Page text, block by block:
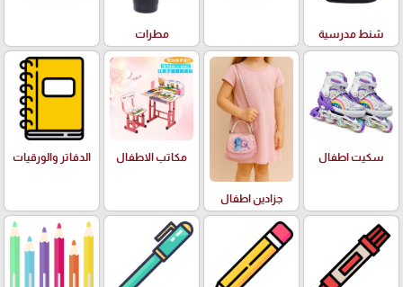
شنط مدرسية مطرات
سكيت اطفال
جزادين اطفال
مكاتب الاطفال الدفاتر والورقيات